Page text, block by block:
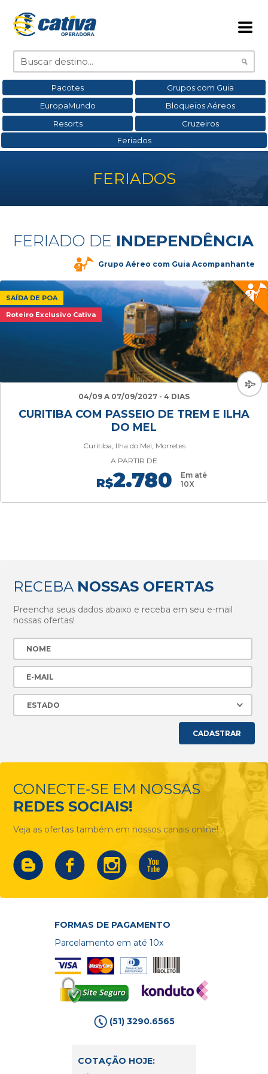
Pacotes
Grupos com Guia
EuropaMundo
Bloqueios Aéreos
Resorts
Cruzeiros
Feriados
FERIADOS
FERIADO DE INDEPENDÊNCIA
Grupo Aéreo com Guia Acompanhante
SAÍDA DE POA
Roteiro Exclusivo Cativa
04/09 A 07/09/2027 - 4 DIAS
CURITIBA COM PASSEIO DE TREM E ILHA
DO MEL
Curitiba, Ilha do Mel, Morretes
A PARTIR DE
R$2.780
Em até
10X
RECEBA NOSSAS OFERTAS
Preencha seus dados abaixo e receba em seu e-mail
nossas ofertas!
CADASTRAR
CONECTE-SE EM NOSSAS
REDES SOCIAIS!
Veja as ofertas também em nossos canais online!
FORMAS DE PAGAMENTO
Parcelamento em até 10x
(51) 3290.6565
COTAÇÃO HOJE: